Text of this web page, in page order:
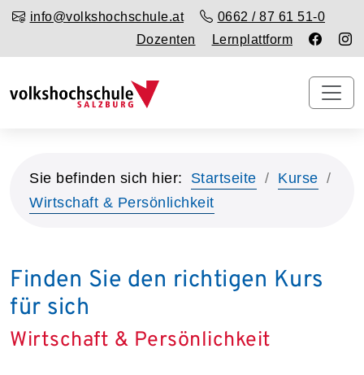
info@volkshochschule.at
0662 / 87 61 51-0
Dozenten
Lernplattform
Sie befinden sich hier: Startseite
Kurse
Wirtschaft & Persönlichkeit
Finden Sie den richtigen Kurs
für sich
Wirtschaft & Persönlichkeit